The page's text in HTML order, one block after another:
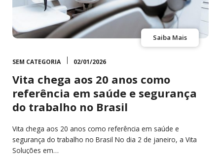
Saiba Mais
SEM CATEGORIA 02/01/2026
Vita chega aos 20 anos como
referência em saúde e segurança
do trabalho no Brasil
Vita chega aos 20 anos como referência em saúde e
segurança do trabalho no Brasil No dia 2 de janeiro, a Vita
Soluções em…